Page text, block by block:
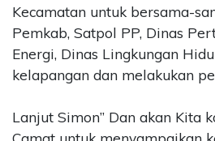
Kecamatan untuk bersama-
Pemkab, Satpol PP, Dinas
Energi, Dinas Lingkungan
kelapangan dan melakukan
Lanjut Simon” Dan akan Kita